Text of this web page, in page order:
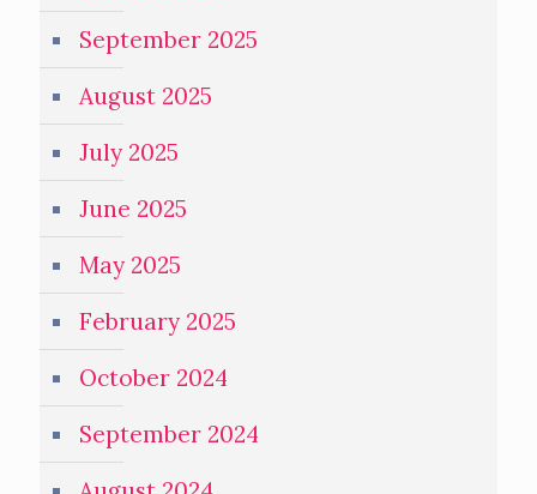
September 2025
August 2025
July 2025
June 2025
May 2025
February 2025
October 2024
September 2024